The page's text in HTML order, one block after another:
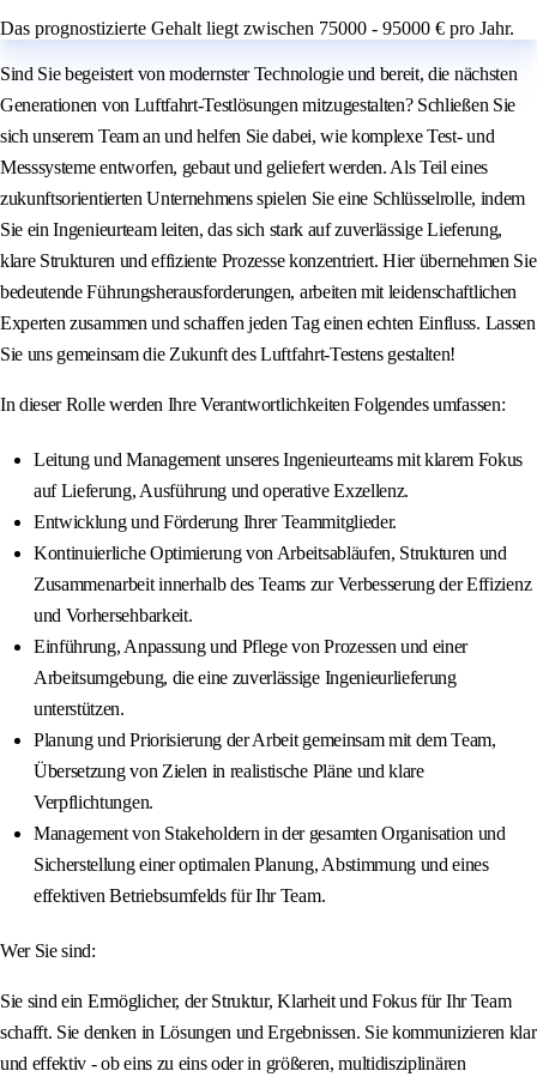
Das prognostizierte Gehalt liegt zwischen 75000 - 95000 € pro Jahr.
Sind Sie begeistert von modernster Technologie und bereit, die nächsten
Generationen von Luftfahrt-Testlösungen mitzugestalten? Schließen Sie
sich unserem Team an und helfen Sie dabei, wie komplexe Test- und
Messsysteme entworfen, gebaut und geliefert werden. Als Teil eines
zukunftsorientierten Unternehmens spielen Sie eine Schlüsselrolle, indem
Sie ein Ingenieurteam leiten, das sich stark auf zuverlässige Lieferung,
klare Strukturen und effiziente Prozesse konzentriert. Hier übernehmen Sie
bedeutende Führungsherausforderungen, arbeiten mit leidenschaftlichen
Experten zusammen und schaffen jeden Tag einen echten Einfluss. Lassen
Sie uns gemeinsam die Zukunft des Luftfahrt-Testens gestalten!
In dieser Rolle werden Ihre Verantwortlichkeiten Folgendes umfassen:
Leitung und Management unseres Ingenieurteams mit klarem Fokus
auf Lieferung, Ausführung und operative Exzellenz.
Entwicklung und Förderung Ihrer Teammitglieder.
Kontinuierliche Optimierung von Arbeitsabläufen, Strukturen und
Zusammenarbeit innerhalb des Teams zur Verbesserung der Effizienz
und Vorhersehbarkeit.
Einführung, Anpassung und Pflege von Prozessen und einer
Arbeitsumgebung, die eine zuverlässige Ingenieurlieferung
unterstützen.
Planung und Priorisierung der Arbeit gemeinsam mit dem Team,
Übersetzung von Zielen in realistische Pläne und klare
Verpflichtungen.
Management von Stakeholdern in der gesamten Organisation und
Sicherstellung einer optimalen Planung, Abstimmung und eines
effektiven Betriebsumfelds für Ihr Team.
Wer Sie sind:
Sie sind ein Ermöglicher, der Struktur, Klarheit und Fokus für Ihr Team
schafft. Sie denken in Lösungen und Ergebnissen. Sie kommunizieren klar
und effektiv - ob eins zu eins oder in größeren, multidisziplinären